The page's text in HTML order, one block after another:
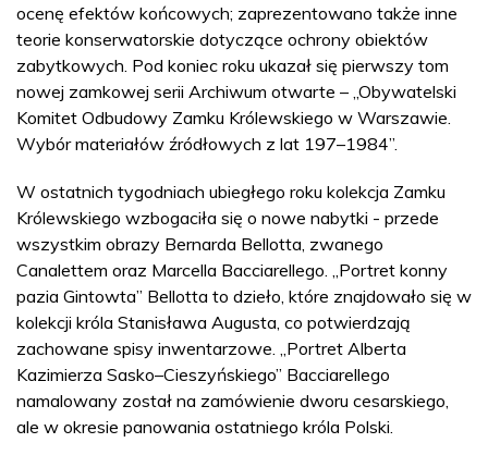
ocenę efektów końcowych; zaprezentowano także inne
teorie konserwatorskie dotyczące ochrony obiektów
zabytkowych. Pod koniec roku ukazał się pierwszy tom
nowej zamkowej serii Archiwum otwarte – „Obywatelski
Komitet Odbudowy Zamku Królewskiego w Warszawie.
Wybór materiałów źródłowych z lat 197–1984”.
W ostatnich tygodniach ubiegłego roku kolekcja Zamku
Królewskiego wzbogaciła się o nowe nabytki - przede
wszystkim obrazy Bernarda Bellotta, zwanego
Canalettem oraz Marcella Bacciarellego. „Portret konny
pazia Gintowta” Bellotta to dzieło, które znajdowało się w
kolekcji króla Stanisława Augusta, co potwierdzają
zachowane spisy inwentarzowe. „Portret Alberta
Kazimierza Sasko–Cieszyńskiego” Bacciarellego
namalowany został na zamówienie dworu cesarskiego,
ale w okresie panowania ostatniego króla Polski.